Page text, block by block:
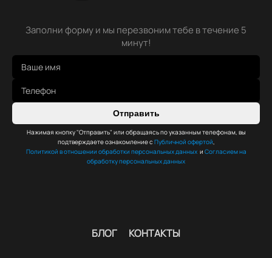
Заполни форму и мы перезвоним тебе в течение 5
минут!
Отправить
Нажимая кнопку "Отправить" или обращаясь по указанным телефонам, вы
подтверждаете ознакомление с Публичной офертой
Политикой в отношении обработки персональных данных и Согласием на
обработку персональных данных
БЛОГ КОНТАКТЫ